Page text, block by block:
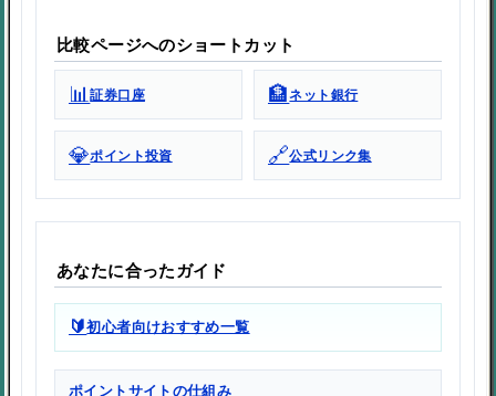
比較ページへのショートカット
📊証券口座 🏦ネット銀行
💎ポイント投資 🔗公式リンク集
あなたに合ったガイド
🔰初心者向けおすすめ一覧
ポイントサイトの仕組み